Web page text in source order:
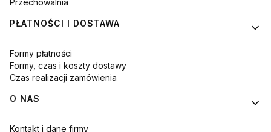
PŁATNOŚCI I DOSTAWA
Formy płatności
Formy, czas i koszty dostawy
Czas realizacji zamówienia
O NAS
Kontakt i dane firmy